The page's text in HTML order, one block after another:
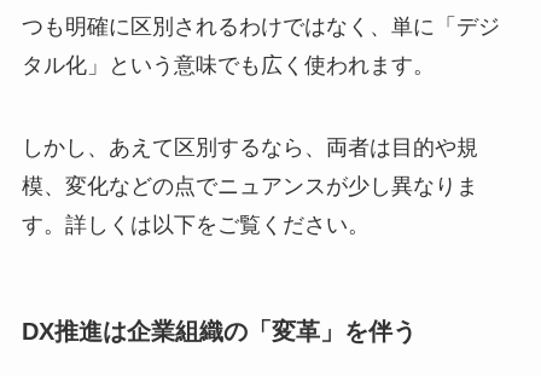
つも明確に区別されるわけではなく、単に「デジ
タル化」という意味でも広く使われます。
しかし、あえて区別するなら、両者は目的や規
模、変化などの点でニュアンスが少し異なりま
す。詳しくは以下をご覧ください。
DX推進は企業組織の「変革」を伴う